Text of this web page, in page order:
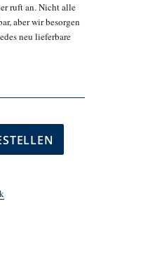
ruft an. Nicht alle
aber wir besorgen
neu lieferbare